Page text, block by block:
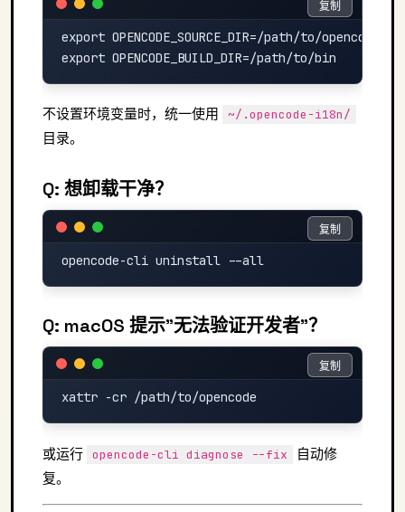
export OPENCODE_SOURCE_DIR=/path/to/
复制
复制
不设置环境变量时，统一使用 ~/.opencode-i18n/
目录。
Q: 想卸载干净？
复制
复制
Q: macOS 提示"无法验证开发者"？
复制
复制
或运行 opencode-cli diagnose --fix
自动修
复。